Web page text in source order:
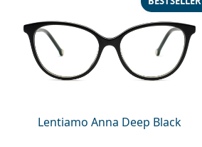
Prada
Toutes les marques
Lentiamo Anna Deep Black